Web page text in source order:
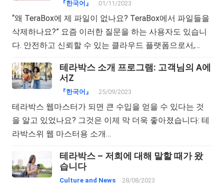
『한국어』 01/11/2023
“왜 TeraBox에 제 파일이 없나요? TeraBox에서 파일들을
삭제하나요?” 요즘 이러한 질문을 하는 사용자도 있습니
다. 안전하고 신뢰할 수 있는 클라우드 플랫폼으로서,…
테라박스 소개 프로그램: 고객님의 A에
서Z
『한국어』 25/09/2023
테라박스 웹마스터가 되면 큰 수입을 얻을 수 있다는 것
을 알고 있었나요? 그것은 이제 막 더욱 좋아졌습니다: 테
라박스위 웹 마스터용 소개…
테라박스 – 저희에 대해 말할 때가 왔
습니다
Culture and News 28/08/2023